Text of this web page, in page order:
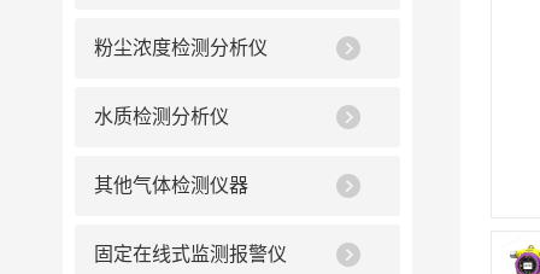
粉尘浓度检测分析仪
水质检测分析仪
其他气体检测仪器
固定在线式监测报警仪